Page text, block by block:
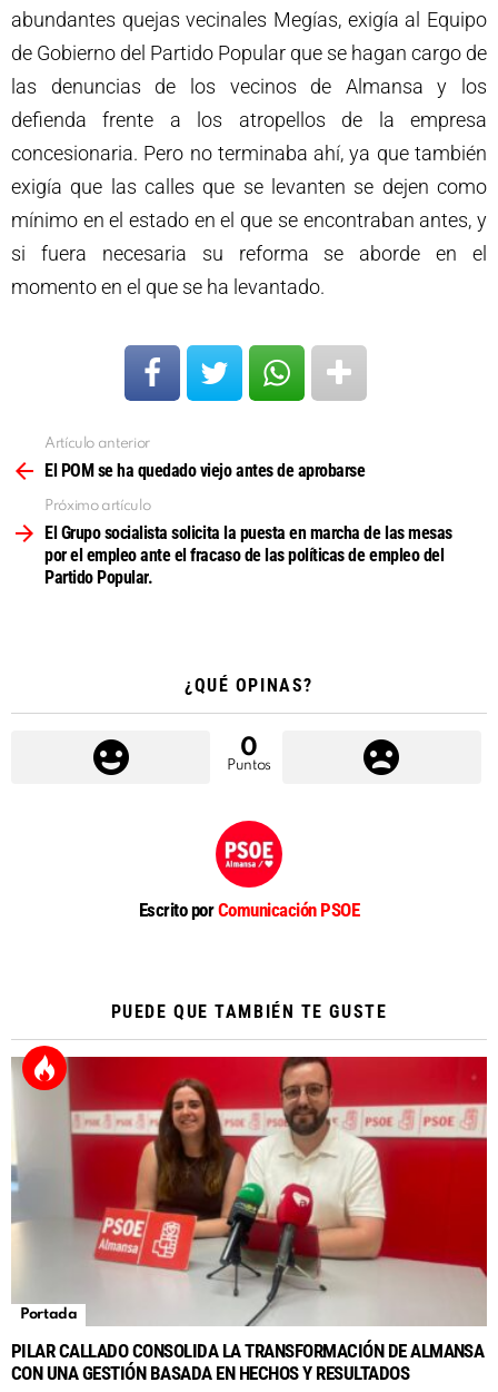
abundantes quejas vecinales Megías, exigía al Equipo
de Gobierno del Partido Popular que se hagan cargo de
las denuncias de los vecinos de Almansa y los
defienda frente a los atropellos de la empresa
concesionaria. Pero no terminaba ahí, ya que también
exigía que las calles que se levanten se dejen como
mínimo en el estado en el que se encontraban antes, y
si fuera necesaria su reforma se aborde en el
momento en el que se ha levantado.
más
Artículo anterior
El POM se ha quedado viejo antes de aprobarse
Próximo artículo
El Grupo socialista solicita la puesta en marcha de las mesas
por el empleo ante el fracaso de las políticas de empleo del
Partido Popular.
¿QUÉ OPINAS?
0
Puntos
Escrito porComunicación PSOE
PUEDE QUE TAMBIÉN TE GUSTE
Portada
PILAR CALLADO CONSOLIDA LA TRANSFORMACIÓN DE ALMANSA
CON UNA GESTIÓN BASADA EN HECHOS Y RESULTADOS